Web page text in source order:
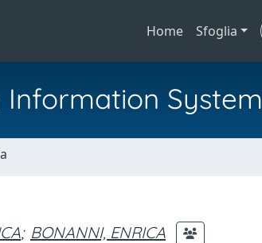
Home Sfoglia
Information System
; BONANNI, ENRICA